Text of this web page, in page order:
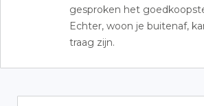
gesproken het
Echter, woon je buitenaf,
traag zijn.